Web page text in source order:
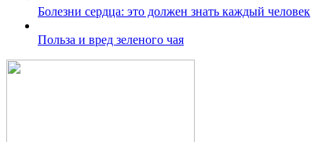
Болезни сердца: это должен знать каждый человек
Польза и вред зеленого чая